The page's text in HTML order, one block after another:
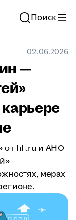
Поиск
02.06.2026
—
от hh.ru и АНО
мерах